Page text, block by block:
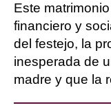
Este
financiero y
del festejo, la
inesperada de
madre y que la